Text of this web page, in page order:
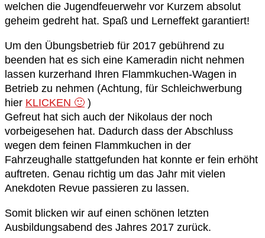
welchen die Jugendfeuerwehr vor Kurzem absolut
geheim gedreht hat. Spaß und Lerneffekt garantiert!
Um den Übungsbetrieb für 2017 gebührend zu
beenden hat es sich eine Kameradin nicht nehmen
lassen kurzerhand Ihren Flammkuchen-Wagen in
Betrieb zu nehmen (Achtung, für Schleichwerbung
hier KLICKEN 🙂 )
Gefreut hat sich auch der Nikolaus der noch
vorbeigesehen hat. Dadurch dass der Abschluss
wegen dem feinen Flammkuchen in der
Fahrzeughalle stattgefunden hat konnte er fein erhöht
auftreten. Genau richtig um das Jahr mit vielen
Anekdoten Revue passieren zu lassen.
Somit blicken wir auf einen schönen letzten
Ausbildungsabend des Jahres 2017 zurück.